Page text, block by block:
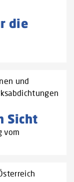
die
und
Sicht
vom